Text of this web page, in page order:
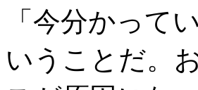
「今分かって
いうことだ。